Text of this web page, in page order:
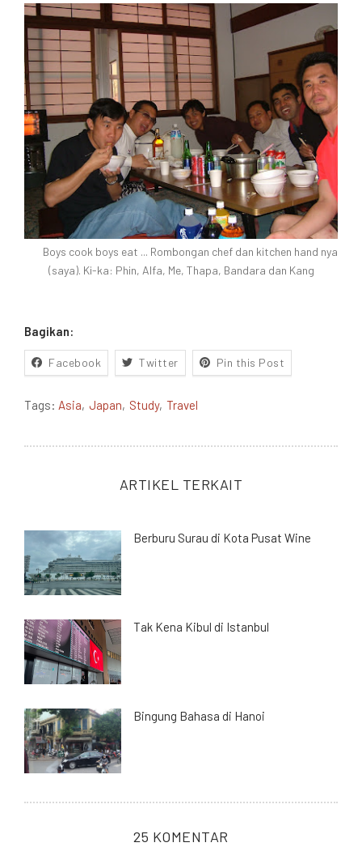
Boys cook boys eat ... Rombongan chef dan kitchen hand nya
(saya). Ki-ka: Phin, Alfa, Me, Thapa, Bandara dan Kang
Bagikan:
Facebook Twitter Pin this Post
Tags: Asia Japan Study Travel
ARTIKEL TERKAIT
Berburu Surau di Kota Pusat Wine
Tak Kena Kibul di Istanbul
Bingung Bahasa di Hanoi
25 KOMENTAR